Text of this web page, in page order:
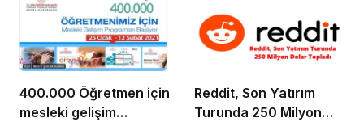
400.000 Öğretmen için
mesleki gelişim
Reddit, Son Yatırım
Turunda 250 Milyon